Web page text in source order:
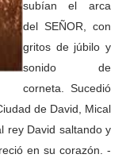
subían el arca
del SEÑOR, con
gritos de júbilo y
sonido de
corneta. Sucedió
de David, Mical
rey David saltando y
en su corazón. -